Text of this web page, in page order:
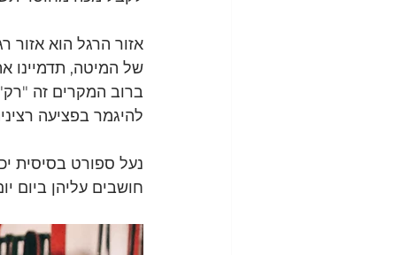
אזור הרגל הוא
של המיטה, תדמיינו
ברוב המקרים זה
להיגמר בפציעה
נעל ספורט בסיסית
חושבים עליהן ביום